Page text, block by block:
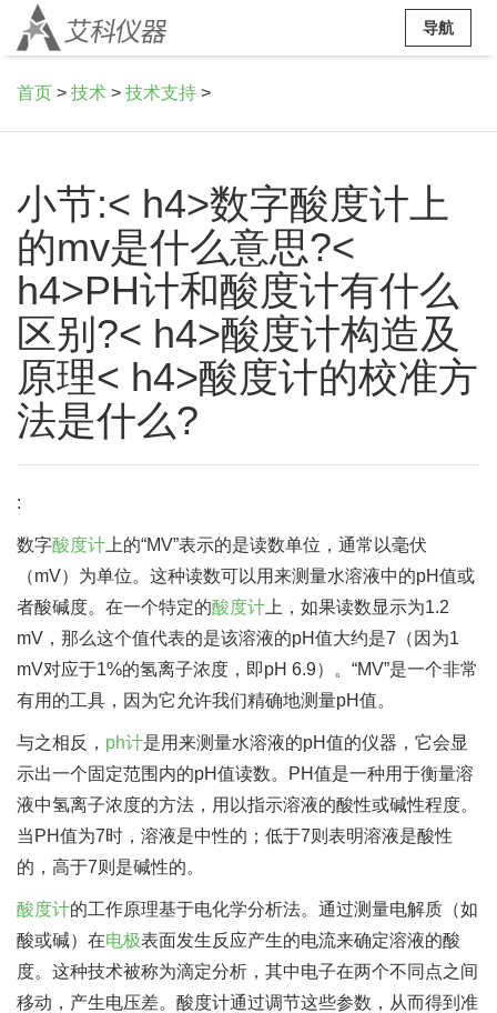
导航
首页 > 技术 > 技术支持 >
小节:< h4>数字酸度计上
的mv是什么意思?<
h4>PH计和酸度计有什么
区别?< h4>酸度计构造及
原理< h4>酸度计的校准方
法是什么?
:
数字酸度计 上的“MV”表示的是读数单位，通常以毫伏
（mV）为单位。这种读数可以用来测量水溶液中的pH值或
者酸碱度。在一个特定的酸度计 上，如果读数显示为1.2
mV，那么这个值代表的是该溶液的pH值大约是7（因为1
mV对应于1%的氢离子浓度，即pH 6.9）。“MV”是一个非常
有用的工具，因为它允许我们精确地测量pH值。
与之相反， ph计是用来测量水溶液的pH值的仪器，它会显
示出一个固定范围内的pH值读数。PH值是一种用于衡量溶
液中氢离子浓度的方法，用以指示溶液的酸性或碱性程度。
当PH值为7时，溶液是中性的；低于7则表明溶液是酸性
的，高于7则是碱性的。
酸度计的工作原理基于电化学分析法。通过测量电解质（如
酸或碱）在电极表面发生反应产生的电流来确定溶液的酸
度。这种技术被称为滴定分析，其中电子在两个不同点之间
移动，产生电压差。酸度计通过调节这些参数，从而得到准